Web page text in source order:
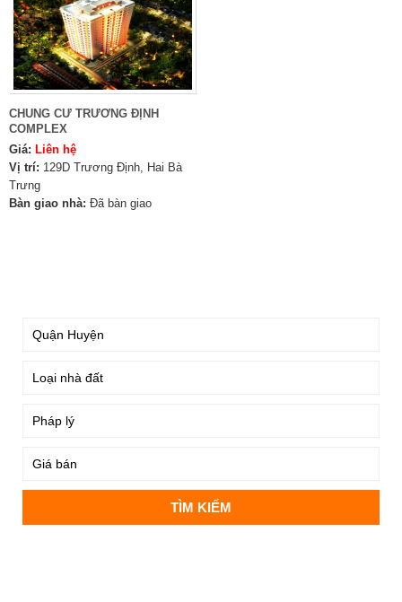
CHUNG CƯ TRƯƠNG ĐỊNH
COMPLEX
Giá: Liên hệ
Vị trí: 129D Trương Định, Hai Bà
Trưng
Bàn giao nhà: Đã bàn giao